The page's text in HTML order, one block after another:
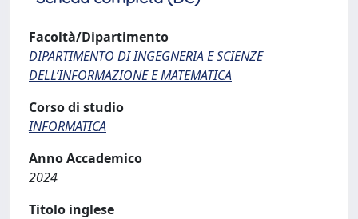
Facoltà/Dipartimento
DIPARTIMENTO DI INGEGNERIA E SCIENZE
DELL’INFORMAZIONE E MATEMATICA
Corso di studio
INFORMATICA
Anno Accademico
2024
Titolo inglese